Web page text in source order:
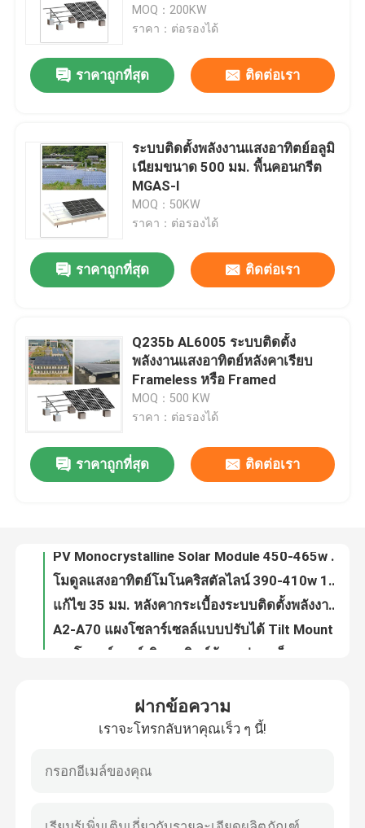
บ้าน
สินค้า
วิดีโอ
เกี่ยวกับเรา
ทัวร์โรงงาน
กรณี
ระบบติดตั้งพลังงานแสงอาทิตย์
MOQ：200KW
ราคา：ต่อรองได้
ราคาถูกที่สุด ติดต่อเรา
ระบบติดตั้งพลังงานแสงอาทิตย์อลูมิ
เนียมขนาด 500 มม. พื้นคอนกรีต
MGAS-I
MOQ：50KW
ราคา：ต่อรองได้
ราคาถูกที่สุด ติดต่อเรา
Q235b AL6005 ระบบติดตั้ง
พลังงานแสงอาทิตย์หลังคาเรียบ
Frameless หรือ Framed
MOQ：500 KW
ราคา：ต่อรองได้
ราคาถูกที่สุด ติดต่อเรา
A2-A70 แผงโซลาร์เซลล์แบบปรับได้ Tilt Mount Brackets, วงเล็บหลังคากระเบื้องพลังงานแสงอาทิตย์อลูมิเนียม
เสาเดี่ยว HDG Steel Solar Carport ฐานคอนกรีต PV โครงสร้าง
4 คอลัมน์แผงโซลาร์เซลล์พลังงานแสงอาทิตย์ Carport ระบบที่จอดรถอลูมิเนียม
ฝากข้อความ
เราจะโทรกลับหาคุณเร็ว ๆ นี้!